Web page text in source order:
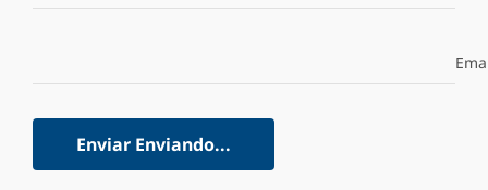
Enviar Enviando...